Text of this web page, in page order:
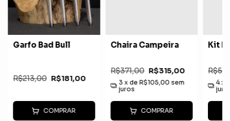
Garfo Bad Bull
R$213,00 R$181,00
COMPRAR
Chaira Campeira
R$371,00 R$315,00
3 x deR$105,00 sem
juros
COMPRAR
Kit
4 x